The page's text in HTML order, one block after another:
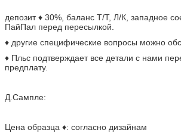
депозит ♦ 30%, баланс Т/Т, Л/К, западное
ПайПал перед пересылкой.
♦ другие специфические вопросы можно
♦ Пльс подтверждает все детали с нами
предплату.
Д.Сампле:
Цена образца ♦: согласно дизайнам